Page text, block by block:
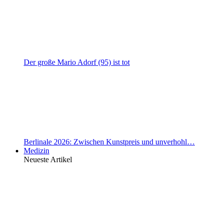
Der große Mario Adorf (95) ist tot
Berlinale 2026: Zwischen Kunstpreis und unverhohl…
Medizin
Neueste Artikel